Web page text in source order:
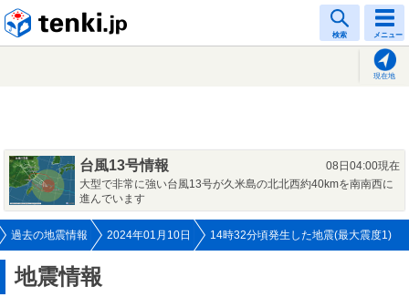
検索 メニュー
現在地
台風13号情報
08日04:00現在
大型で非常に強い台風13号が久米島の北北西約40kmを南南西に
進んでいます
過去の地震情報 2024年01月10日 14時32分頃発生した地震(最大震度1)
地震情報